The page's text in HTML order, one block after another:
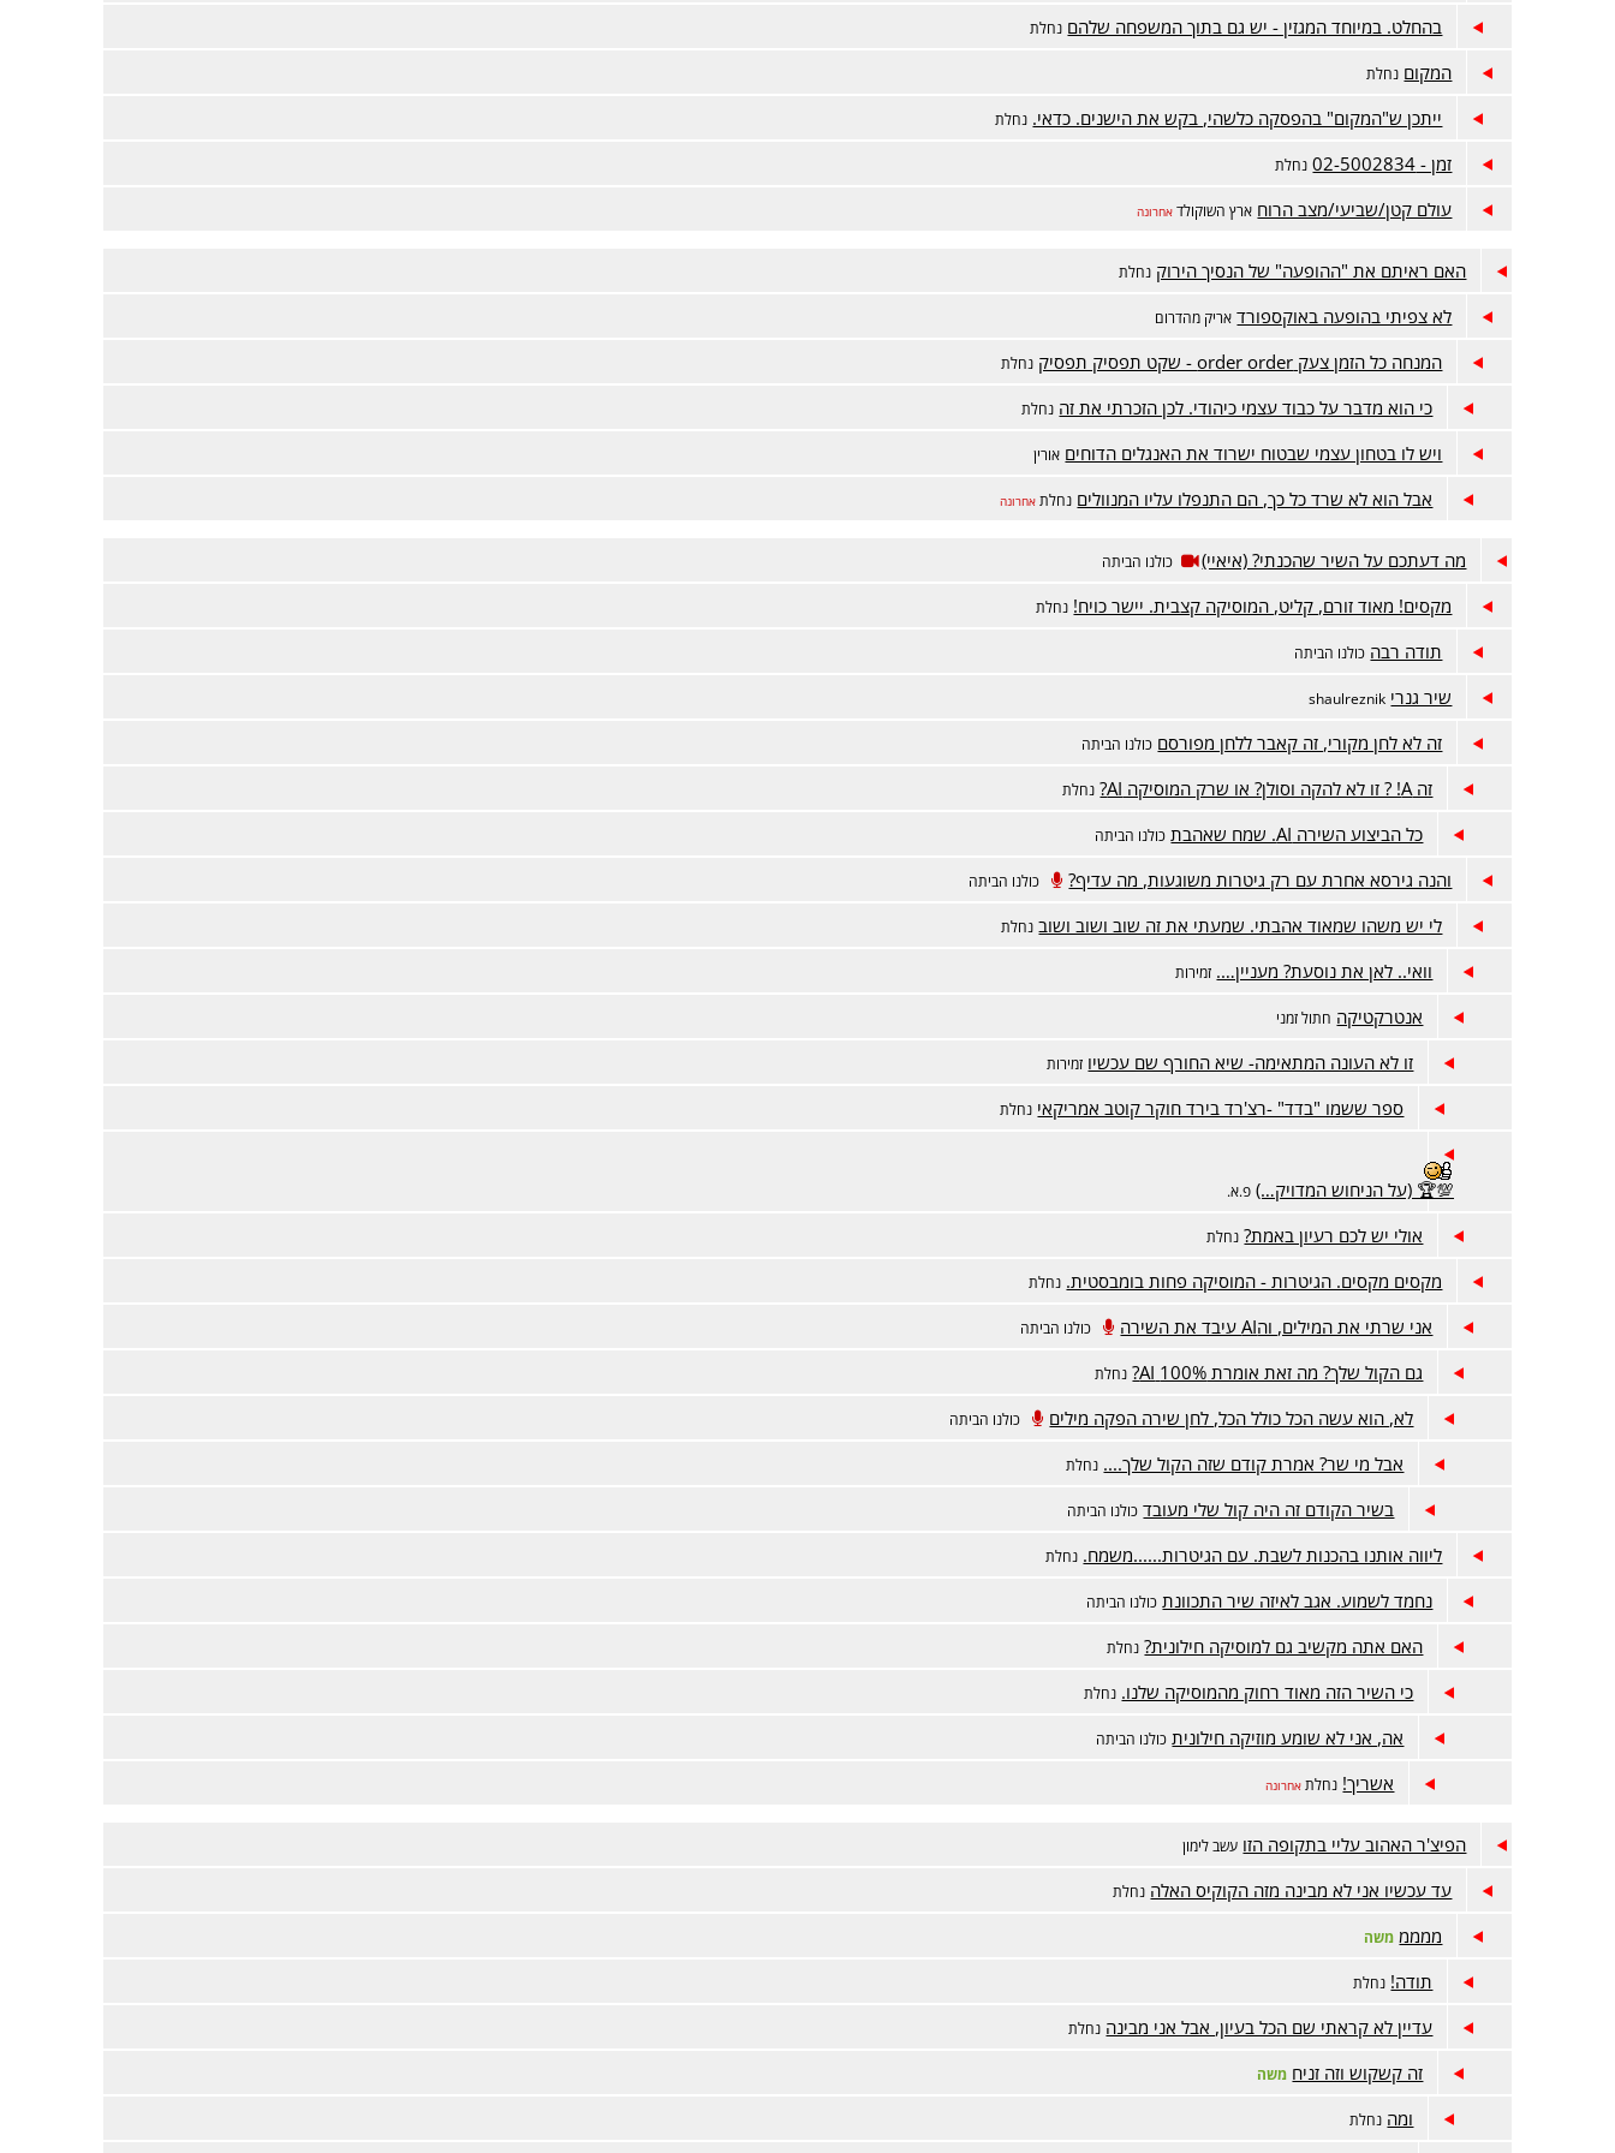
בהחלט. במיוחד המגזין - יש גם בתוך המשפחה שלהם נחלת
המקום נחלת
ייתכן ש"המקום" בהפסקה כלשהי, בקש את הישנים. כדאי. נחלת
זמן - 02-5002834 נחלת
עולם קטן/שביעי/מצב הרוח ארץ השוקולד אחרונה
האם ראיתם את "ההופעה" של הנסיך הירוק נחלת
לא צפיתי בהופעה באוקספורד אריק מהדרום
המנחה כל הזמן צעק order order - שקט תפסיק תפסיק נחלת
כי הוא מדבר על כבוד עצמי כיהודי. לכן הזכרתי את זה נחלת
ויש לו בטחון עצמי שבטוח ישרוד את האנגלים הדוחים אורין
אבל הוא לא שרד כל כך, הם התנפלו עליו המנוולים נחלת אחרונה
מה דעתכם על השיר שהכנתי? (איאיי) כולנו הביתה
מקסים! מאוד זורם, קליט, המוסיקה קצבית. יישר כויח! נחלת
תודה רבה כולנו הביתה
שיר גנרי shaulreznik
זה לא לחן מקורי, זה קאבר ללחן מפורסם כולנו הביתה
זה A! ? זו לא להקה וסולן? או שרק המוסיקה AI? נחלת
כל הביצוע השירה AI. שמח שאהבת כולנו הביתה
והנה גירסא אחרת עם רק גיטרות משוגעות, מה עדיף? כולנו הביתה
לי יש משהו שמאוד אהבתי. שמעתי את זה שוב ושוב ושוב נחלת
וואי.. לאן את נוסעת? מעניין…. זמירות
אנטרקטיקה חתול זמני
זו לא העונה המתאימה- שיא החורף שם עכשיו זמירות
ספר ששמו "בדד" -רצ'רד בירד חוקר קוטב אמריקאי נחלת
💯🏆 (על הניחוש המדויק…) פ.א.
אולי יש לכם רעיון באמת? נחלת
מקסים מקסים. הגיטרות - המוסיקה פחות בומבסטית. נחלת
אני שרתי את המילים, והAI עיבד את השירה כולנו הביתה
גם הקול שלך? מה זאת אומרת 100% AI? נחלת
לא, הוא עשה הכל כולל הכל, לחן שירה הפקה מילים כולנו הביתה
אבל מי שר? אמרת קודם שזה הקול שלך.... נחלת
בשיר הקודם זה היה קול שלי מעובד כולנו הביתה
ליווה אותנו בהכנות לשבת. עם הגיטרות......משמח. נחלת
נחמד לשמוע. אגב לאיזה שיר התכוונת כולנו הביתה
האם אתה מקשיב גם למוסיקה חילונית? נחלת
כי השיר הזה מאוד רחוק מהמוסיקה שלנו. נחלת
אה, אני לא שומע מוזיקה חילונית כולנו הביתה
אשריך! נחלת אחרונה
הפיצ'ר האהוב עליי בתקופה הזו עשב לימון
עד עכשיו אני לא מבינה מזה הקוקיס האלה נחלת
ממממ משה
תודה! נחלת
עדיין לא קראתי שם הכל בעיון, אבל אני מבינה נחלת
זה קשקוש וזה זניח משה
ומה נחלת